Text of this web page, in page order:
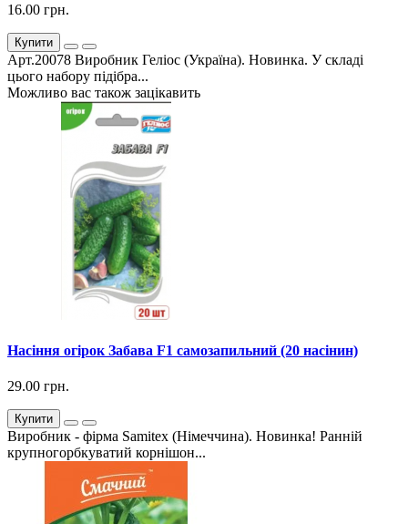
16.00 грн.
Купити
Арт.20078 Виробник Геліос (Україна). Новинка. У складі
цього набору підібра...
Можливо вас також зацікавить
Насіння огірок Забава F1 самозапильний (20 насінин)
29.00 грн.
Купити
Виробник - фірма Samitex (Німеччина). Новинка! Ранній
крупногорбкуватий корнішон...